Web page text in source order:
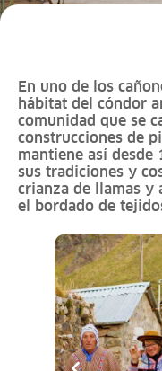
En uno de los
hábitat del cóndor
comunidad que se
construcciones de
mantiene así desde
sus tradiciones y
crianza de llamas y
el bordado de